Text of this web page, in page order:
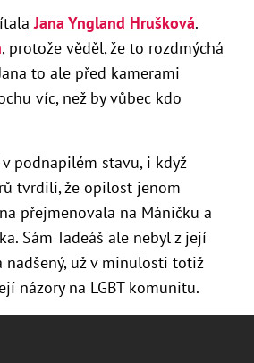
Jana Yngland Hrušková.
, protože věděl, že to rozdmýchá
to ale před kamerami
víc, než by vůbec kdo
podnapilém stavu, i když
tvrdili, že opilost jenom
přejmenovala na Máničku a
Sám Tadeáš ale nebyl z její
už v minulosti totiž
názory na LGBT komunitu.